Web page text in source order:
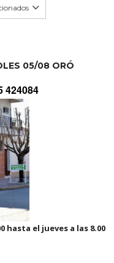
05/08 ORÓ
424084
hasta el jueves a las 8.00